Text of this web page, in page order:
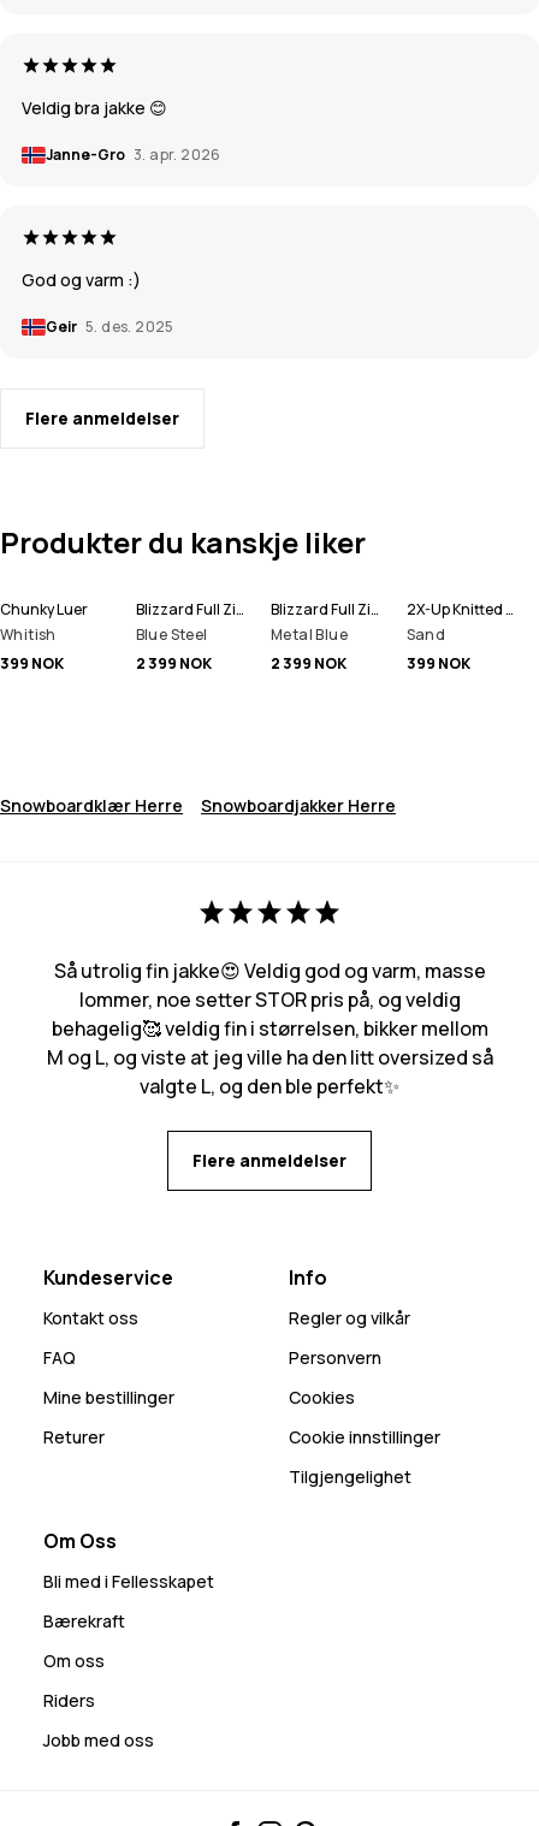
Veldig bra jakke 😊
Janne-Gro 3. apr. 2026
God og varm :)
Geir 5. des. 2025
Flere anmeldelser
Produkter du kanskje liker
Chunky Luer
Whitish
399 NOK
Blizzard Full Zip Snowboardjakke Herre
Blue Steel
2 399 NOK
Blizzard Full Zip Skijakke Herre
Metal Blue
2 399 NOK
2X-Up Knitted Ansiktsmasker
Sand
399 NOK
Snowboardklær Herre Snowboardjakker Herre
Så utrolig fin jakke😍 Veldig god og varm, masse
lommer, noe setter STOR pris på, og veldig
behagelig🥰 veldig fin i størrelsen, bikker mellom
M og L, og viste at jeg ville ha den litt oversized så
valgte L, og den ble perfekt✨
Flere anmeldelser
Kundeservice
Kontakt oss
FAQ
Mine bestillinger
Returer
Info
Regler og vilkår
Personvern
Cookies
Cookie innstillinger
Tilgjengelighet
Om Oss
Bli med i Fellesskapet
Bærekraft
Om oss
Riders
Jobb med oss